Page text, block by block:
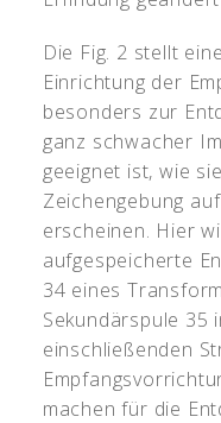
Die Fig. 2 stellt
Einrichtung der
besonders zur
ganz schwacher
geeignet ist, wie
Zeichengebung
erscheinen. Hier
aufgespeicherte
34 eines
Sekundärspule 35
einschließenden
machen für die